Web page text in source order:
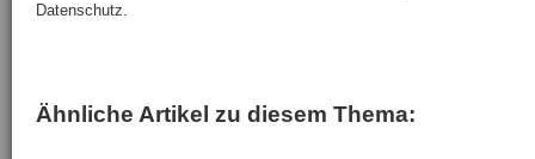
Datenschutz.
Ähnliche Artikel zu diesem Thema: